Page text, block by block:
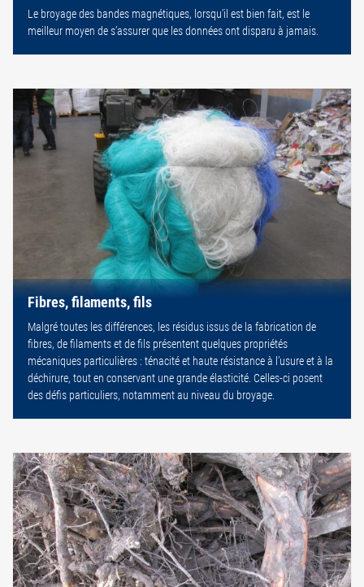
Le broyage des bandes magnétiques, lorsqu’il est bien fait, est le
meilleur moyen de s’assurer que les données ont disparu à jamais.
Fibres, filaments, fils
Malgré toutes les différences, les résidus issus de la fabrication de
fibres, de filaments et de fils présentent quelques propriétés
mécaniques particulières : ténacité et haute résistance à l’usure et à la
déchirure, tout en conservant une grande élasticité. Celles-ci posent
des défis particuliers, notamment au niveau du broyage.